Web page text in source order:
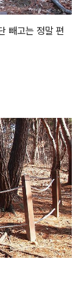
빼고는 정말 편